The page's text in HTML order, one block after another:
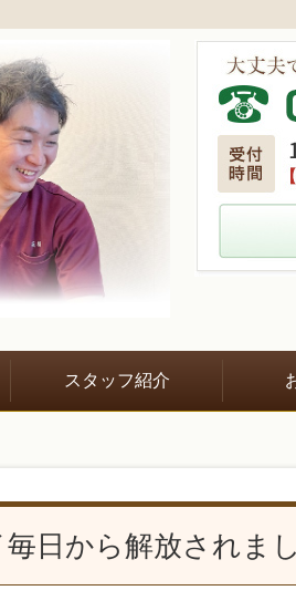
スタッフ紹介
日から解放されま